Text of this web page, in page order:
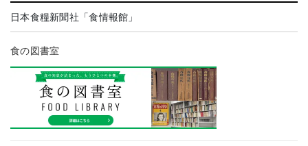
日本食糧新聞社「食情報館」
食の図書室